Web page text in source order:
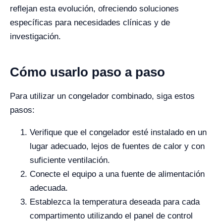
reflejan esta evolución, ofreciendo soluciones
específicas para necesidades clínicas y de
investigación.
Cómo usarlo paso a paso
Para utilizar un congelador combinado, siga estos
pasos:
Verifique que el congelador esté instalado en un
lugar adecuado, lejos de fuentes de calor y con
suficiente ventilación.
Conecte el equipo a una fuente de alimentación
adecuada.
Establezca la temperatura deseada para cada
compartimento utilizando el panel de control